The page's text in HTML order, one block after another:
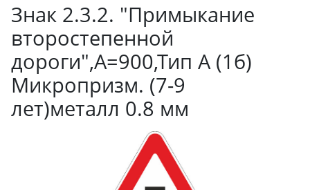
Знак 2.3.2. "Примыкание
второстепенной
дороги",А=900,Тип А (1б)
Микропризм. (7-9
лет)металл 0.8 мм